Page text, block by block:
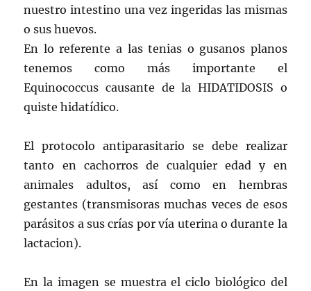
nuestro intestino una vez ingeridas las mismas
o sus huevos.
En lo referente a las tenias o gusanos planos
tenemos como más importante el
Equinococcus causante de la HIDATIDOSIS o
quiste hidatídico.
El protocolo antiparasitario se debe realizar
tanto en cachorros de cualquier edad y en
animales adultos, así como en hembras
gestantes (transmisoras muchas veces de esos
parásitos a sus crías por vía uterina o durante la
lactacion).
En la imagen se muestra el ciclo biológico del